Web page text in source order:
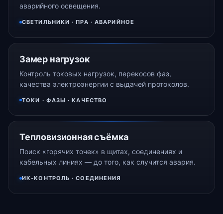
аварийного освещения.
СВЕТИЛЬНИКИ · ПРА · АВАРИЙНОЕ
Замер нагрузок
Контроль токовых нагрузок, перекосов фаз,
качества электроэнергии с выдачей протоколов.
ТОКИ · ФАЗЫ · КАЧЕСТВО
Тепловизионная съёмка
Поиск «горячих точек» в щитах, соединениях и
кабельных линиях — до того, как случится авария.
ИК-КОНТРОЛЬ · СОЕДИНЕНИЯ